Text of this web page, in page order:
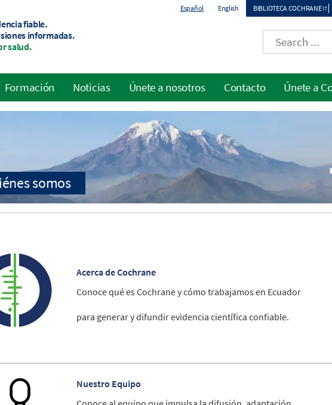
Español English
Top
menu
BIBLIOTECA COCHRANE
fiable.
informadas.
salud.
Acerca de Cochrane
Conoce qué es Cochrane y cómo trabajamos en Ecuador
para generar y difundir evidencia científica confiable.
Nuestro Equipo
Formación Noticias Únete a nosotros Contacto Únete a